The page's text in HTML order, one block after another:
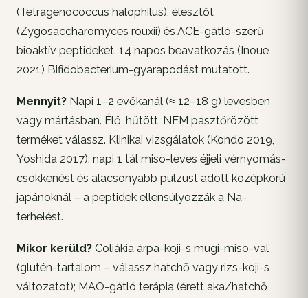
(Tetragenococcus halophilus), élesztőt
(Zygosaccharomyces rouxii) és ACE-gátló-szerű
bioaktív peptideket. 14 napos beavatkozás (Inoue
2021) Bifidobacterium-gyarapodást mutatott.
Mennyit? Napi 1–2 evőkanál (≈ 12–18 g) levesben
vagy mártásban. Élő, hűtött, NEM pasztőrözött
terméket válassz. Klinikai vizsgálatok (Kondo 2019,
Yoshida 2017): napi 1 tál miso-leves éjjeli vérnyomás-
csökkenést és alacsonyabb pulzust adott középkorú
japánoknál – a peptidek ellensúlyozzák a Na-
terhelést.
Mikor kerüld? Cöliákia árpa-koji-s mugi-miso-val
(glutén-tartalom – válassz hatchō vagy rizs-koji-s
változatot); MAO-gátló terápia (érett aka/hatchō